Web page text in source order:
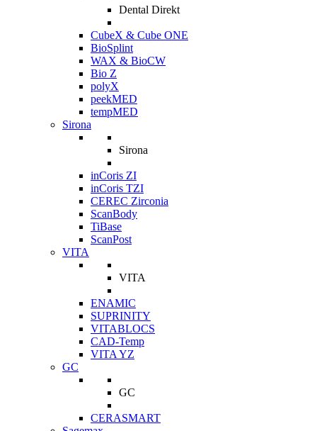
Dental Direkt
CubeX & Cube ONE
BioSplint
WAX & BioCW
Bio Z
polyX
peekMED
tempMED
Sirona
Sirona
inCoris ZI
inCoris TZI
CEREC Zirconia
ScanBody
TiBase
ScanPost
VITA
VITA
ENAMIC
SUPRINITY
VITABLOCS
CAD-Temp
VITA YZ
GC
GC
CERASMART